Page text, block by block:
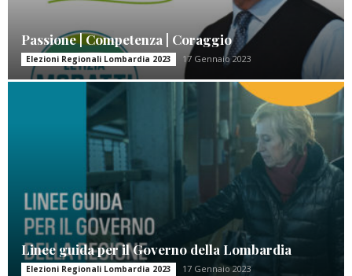
Passione | Competenza | Coraggio
Elezioni Regionali Lombardia 2023 17 Gennaio 2023
Linee guida per il Governo della Lombardia
Elezioni Regionali Lombardia 2023 17 Gennaio 2023